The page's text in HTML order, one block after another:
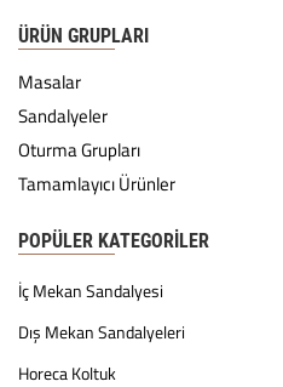
ÜRÜN GRUPLARI
Masalar
Sandalyeler
Oturma Grupları
Tamamlayıcı Ürünler
POPÜLER KATEGORILER
İç Mekan Sandalyesi
Dış Mekan Sandalyeleri
Horeca Koltuk